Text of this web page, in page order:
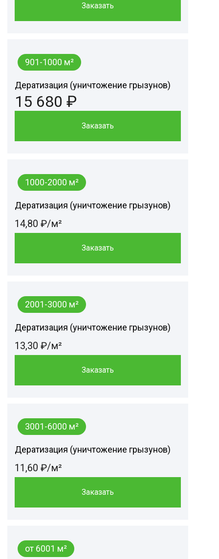
Заказать
901-1000 м²
Дератизация (уничтожение грызунов)
15 680 ₽
Заказать
1000-2000 м²
Дератизация (уничтожение грызунов)
14,80 ₽/м²
Заказать
2001-3000 м²
Дератизация (уничтожение грызунов)
13,30 ₽/м²
Заказать
3001-6000 м²
Дератизация (уничтожение грызунов)
11,60 ₽/м²
Заказать
от 6001 м²